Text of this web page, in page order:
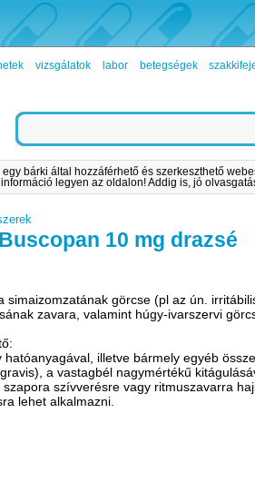
vizsgálatok labor betegségek
bárki által hozzáférhető és szerkeszthető
legyen az oldalon! Addig is, jó
Buscopan 10 mg drazsé
simaizomzatának görcse (pl az ún.
zavara, valamint húgy-ivarszervi
hatóanyagával, illetve bármely egyéb
a vastagbél nagymértékű
szapora szívverésre vagy ritmuszavarra
lehet alkalmazni.